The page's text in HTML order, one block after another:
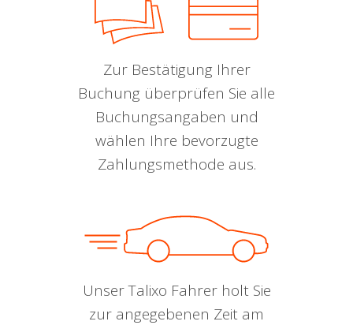
Zur Bestätigung Ihrer
Buchung überprüfen Sie alle
Buchungsangaben und
wählen Ihre bevorzugte
Zahlungsmethode aus.
Unser Talixo Fahrer holt Sie
zur angegebenen Zeit am